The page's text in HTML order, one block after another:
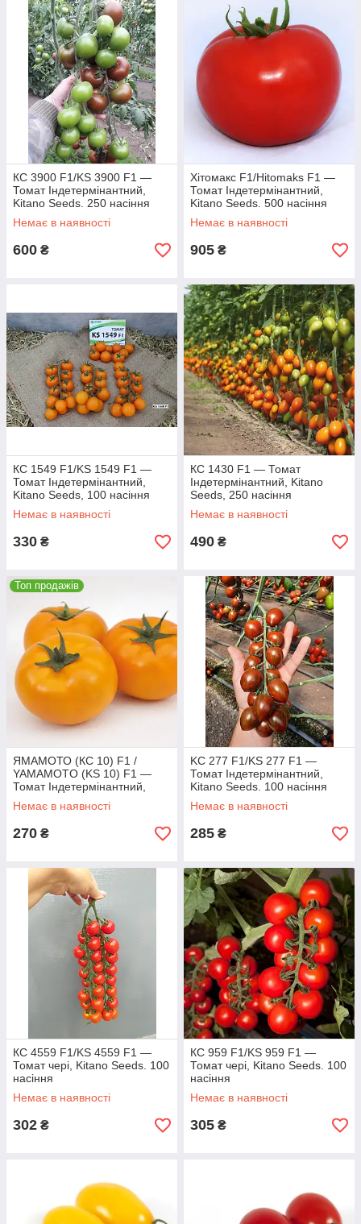
КС 3900 F1/KS 3900 F1 —
Томат Індетермінантний,
Kitano Seeds. 250 насіння
Немає в наявності
600 ₴
Хітомакс F1/Hitomaks F1 —
Томат Індетермінантний,
Kitano Seeds. 500 насіння
Немає в наявності
905 ₴
КС 1549 F1/KS 1549 F1 —
Томат Індетермінантний,
Kitano Seeds, 100 насіння
Немає в наявності
330 ₴
КС 1430 F1 — Томат
Індетермінантний, Kitano
Seeds, 250 насіння
Немає в наявності
490 ₴
Топ продажів
ЯМАМОТО (КС 10) F1 /
YAMAMOTO (KS 10) F1 —
Томат Індетермінантний,
Kitano Seeds, 100 насіння
Немає в наявності
270 ₴
KC 277 F1/KS 277 F1 —
Томат Індетермінантний,
Kitano Seeds. 100 насіння
Немає в наявності
285 ₴
КС 4559 F1/KS 4559 F1 —
Томат чері, Kitano Seeds. 100
насіння
Немає в наявності
302 ₴
КС 959 F1/KS 959 F1 —
Томат чері, Kitano Seeds. 100
насіння
Немає в наявності
305 ₴